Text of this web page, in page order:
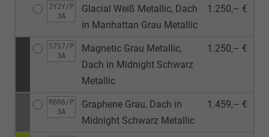
2Y2Y/P
3A
Glacial Weiß Metallic, Dach
in Manhattan Grau Metallic
1.250,– €
S7S7/P
3A
Magnetic Grau Metallic,
Dach in Midnight Schwarz
Metallic
1.250,– €
R6R6/P
3A
Graphene Grau, Dach in
Midnight Schwarz Metallic
1.459,– €